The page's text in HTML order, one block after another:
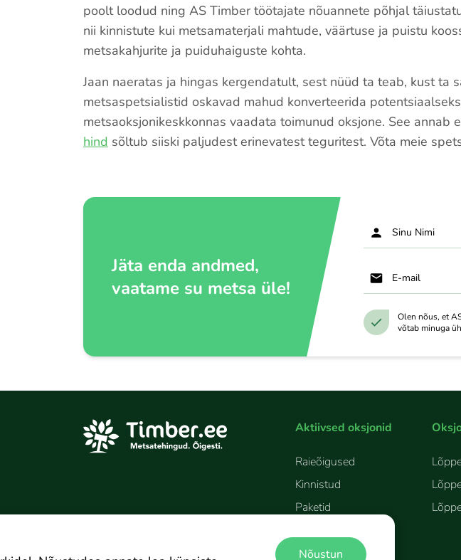
poolt loodud ning AS Timber töötajate nõuannete põhjal
nii kinnistute kui metsamaterjali mahtude, väärtuse ja puistu
metsakahjurite ja puiduhaiguste kohta.
Jaan naeratas ja hingas kergendatult, sest nüüd ta teab, kust ta
metsaspetsialistid oskavad mahud konverteerida
metsaoksjonikeskkonnas vaadata toimunud oksjone. See
hind sõltub siiski paljudest erinevatest teguritest. Võta meie
Jäta enda andmed,
vaatame su metsa üle!
Sinu Nimi
E-mail
Olen nõus, et
võtab minuga
Nõustun
Aktiivsed oksjonid
Raieõigused
Kinnistud
Paketid